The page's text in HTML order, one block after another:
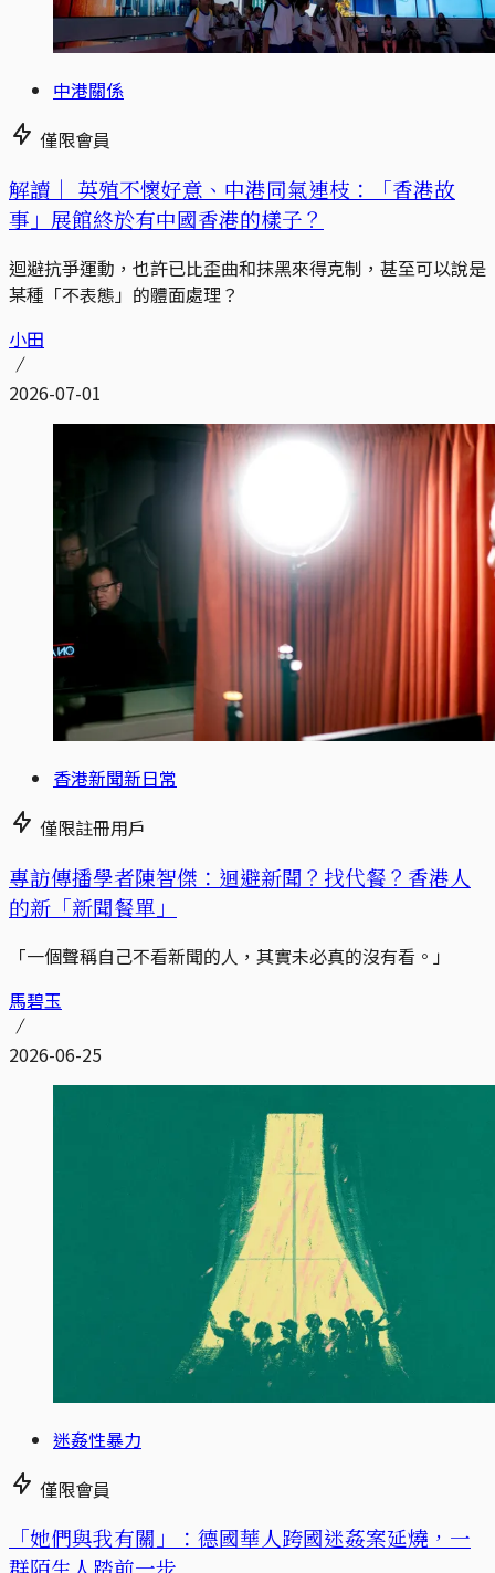
中港關係
僅限會員
解讀｜ 英殖不懷好意、中港同氣連枝：「香港故
事」展館終於有中國香港的樣子？
迴避抗爭運動，也許已比歪曲和抹黑來得克制，甚至可以說是
某種「不表態」的體面處理？
小田
2026-07-01
香港新聞新日常
僅限註冊用戶
專訪傳播學者陳智傑：迴避新聞？找代餐？香港人
的新「新聞餐單」
「一個聲稱自己不看新聞的人，其實未必真的沒有看。」
馬碧玉
2026-06-25
迷姦性暴力
僅限會員
「她們與我有關」：德國華人跨國迷姦案延燒，一